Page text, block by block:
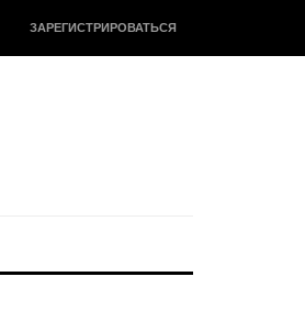
ЗАРЕГИСТРИРОВАТЬСЯ